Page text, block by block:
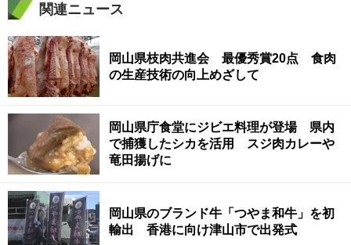
関連ニュース
岡山県枝肉共進会 最優秀賞20点 食肉
の生産技術の向上めざして
岡山県庁食堂にジビエ料理が登場 県内
で捕獲したシカを活用 スジ肉カレーや
竜田揚げに
岡山県のブランド牛「つやま和牛」を初
輸出 香港に向け津山市で出発式